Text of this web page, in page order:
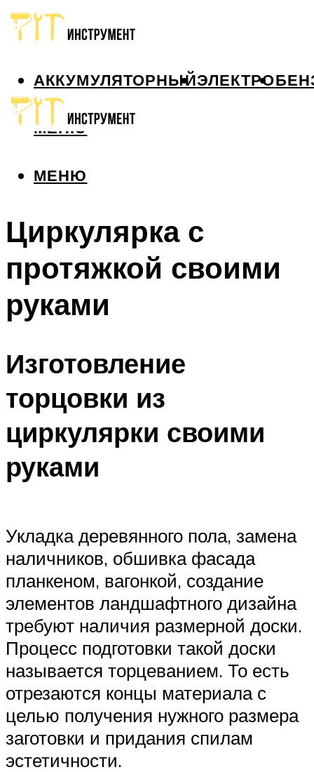
АККУМУЛЯТОРНЫЙЭЛЕКТРО
МЕНЮ
МЕНЮ
Циркулярка с
протяжкой своими
руками
Изготовление
торцовки из
циркулярки своими
руками
Укладка деревянного пола, замена
наличников, обшивка фасада
планкеном, вагонкой, создание
элементов ландшафтного дизайна
требуют наличия размерной доски.
Процесс подготовки такой доски
называется торцеванием. То есть
отрезаются концы материала с
целью получения нужного размера
заготовки и придания спилам
эстетичности.